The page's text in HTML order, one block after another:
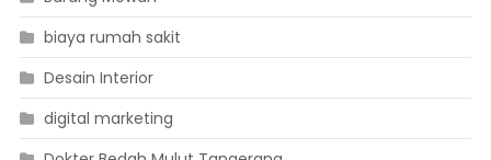
biaya rumah sakit
Desain Interior
digital marketing